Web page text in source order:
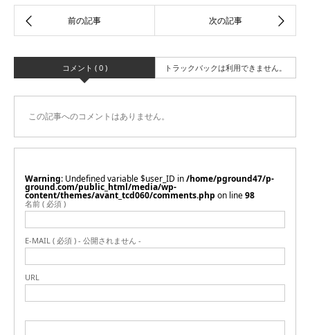
コメント ( 0 ) トラックバックは利用できません。
この記事へのコメントはありません。
Warning : Undefined variable $user_ID in/home/pground47/p-
ground.com/public_html/media/wp-
content/themes/avant_tcd060/comments.php on line98
名前 ( 必須 )
E-MAIL ( 必須 ) - 公開されません -
URL